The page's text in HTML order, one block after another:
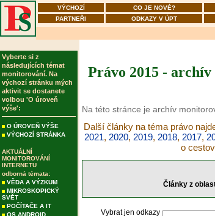
VÝCHOZÍ CO JE NOVÉ?
PARTNEŘI
ODKAZY V ÚPT
Vyberte si z
následujících témat
monitorování. Na
výchozí stránku mých
aktivit se dostanete
volbou 'O úroveň
výše':
O ÚROVEŇ VÝŠE
VÝCHOZÍ STRÁNKA
AKTUÁLNÍ
MONITOROVÁNÍ
INTERNETU
odborná témata:
VĚDA A VÝZKUM
MIKROSKOPICKÝ
SVĚT
POČÍTAČE A IT
OS ANDROID
Právo 2015 -
Na této stránce je archív
Další články na téma právo
2021, 2020, 2019, 2018, 2017,
o
Články z
Vybrat jen odkazy